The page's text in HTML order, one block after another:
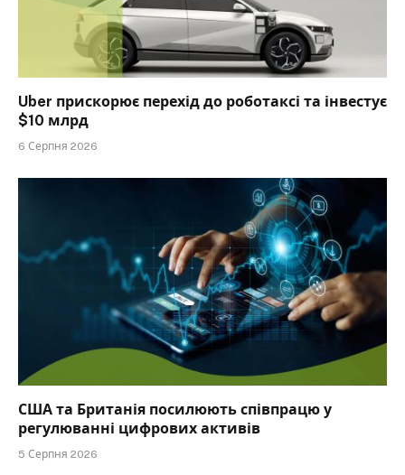
Uber прискорює перехід до роботаксі та інвестує
$10 млрд
6 Серпня 2026
США та Британія посилюють співпрацю у
регулюванні цифрових активів
5 Серпня 2026